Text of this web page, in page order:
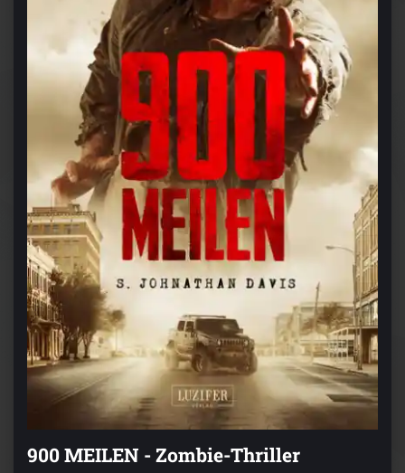
900 MEILEN - Zombie-Thriller